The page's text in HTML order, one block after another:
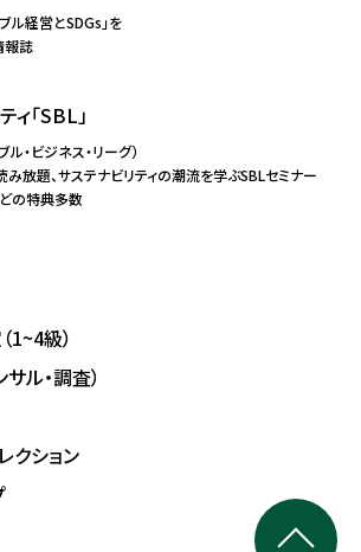
ル経営とSDGs」を
報誌
「SBL」
・ビジネス・リーグ）
放題、サステナビリティの潮流を学ぶSBLセミナー
の特典多数
1~4級）
ル・調査）
クション